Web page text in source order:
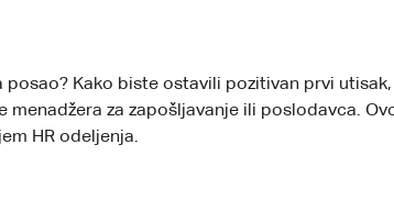
Kako biste ostavili pozitivan prvi
za zapošljavanje ili poslodavca.
HR odeljenja.